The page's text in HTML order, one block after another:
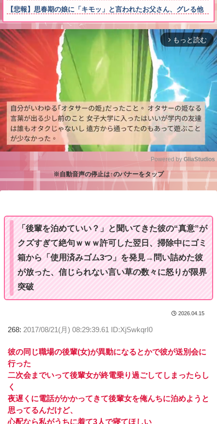
【悲報】思春期の娘に「キモッ」と言われたお父さん、グレる他
arrow_forward_ios もっと読む
M
Powered by GliaStudios
※自動音声の停止は↑のバナーをタップ
「後輩を泊めていい？」と聞いてきた彼の“真意”が
クズすぎて絶句ｗｗｗ許可した翌日、掃除中にゴミ
箱から「使用済みゴム3つ」を発見→問い詰めた彼
が放った、信じられない言い草の数々に怒りが限界
突破
2026.04.15
268: 2017/08/21(月) 08:29:39.61 ID:XjSwkqrI0
彼の同じ職場の後輩(女)が異動になるとかで彼が送別会に
行った
二次会までいって後輩女が終電乗り過ごしてしまったらし
く
夜遅くに電話がかかってきて後輩女を俺んちに泊めようと
思ってるんだけど、
心配なら私がうちに着て3人で寝てほしい